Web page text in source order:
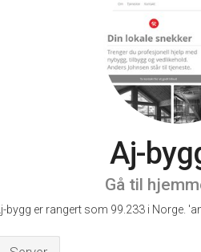
Aj-
Gå til
bygg er rangert som 99.233 i Norge.